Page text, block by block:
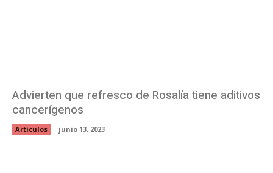
Advierten que refresco de Rosalía tiene aditivos
cancerígenos
Artículos junio 13, 2023